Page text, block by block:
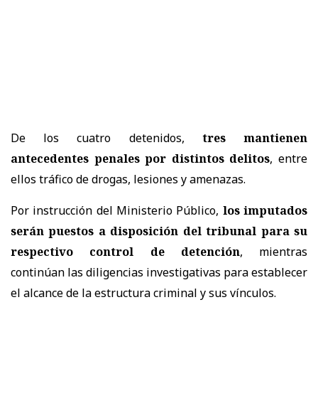
De los cuatro detenidos, tres mantienen
antecedentes penales por distintos delitos, entre
ellos tráfico de drogas, lesiones y amenazas.
Por instrucción del Ministerio Público, los imputados
serán puestos a disposición del tribunal para su
respectivo control de detención, mientras
continúan las diligencias investigativas para establecer
el alcance de la estructura criminal y sus vínculos.